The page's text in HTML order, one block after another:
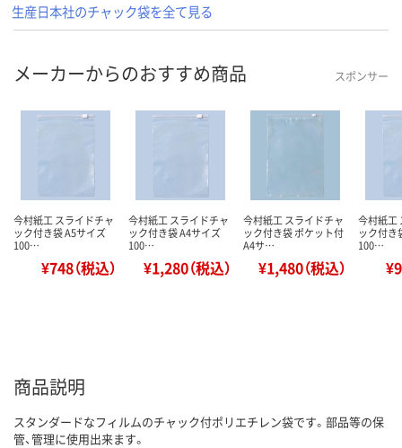
生産日本社のチャック袋を全て見る
メーカーからのおすすめ商品 スポンサー
今村紙工 スライドチャ
ック付き袋 A5サイズ
100…
¥748（税込）
今村紙工 スライドチャ
ック付き袋 A4サイズ
100…
¥1,280（税込）
今村紙工 スライドチャ
ック付き袋 ポケット付
A4サ…
¥1,480（税込）
今村紙工
ック付き
100…
商品説明
スタンダードなフィルムのチャック付ポリエチレン袋です。部品等の保
管、管理に使用出来ます。